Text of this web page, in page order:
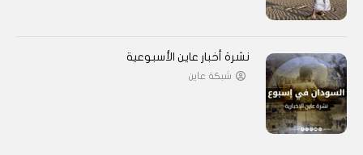
نشرة أخبار عاين الأسبوعية
شبكة عاين